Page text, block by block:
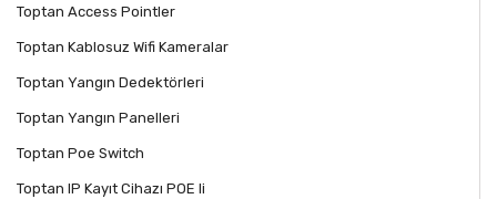
Toptan Access Pointler
Toptan Kablosuz Wifi Kameralar
Toptan Yangın Dedektörleri
Toptan Yangın Panelleri
Toptan Poe Switch
Toptan IP Kayıt Cihazı POE li